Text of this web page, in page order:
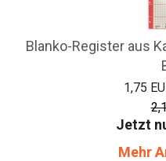
Blanko-Register aus
1,75
Jetzt
Mehr